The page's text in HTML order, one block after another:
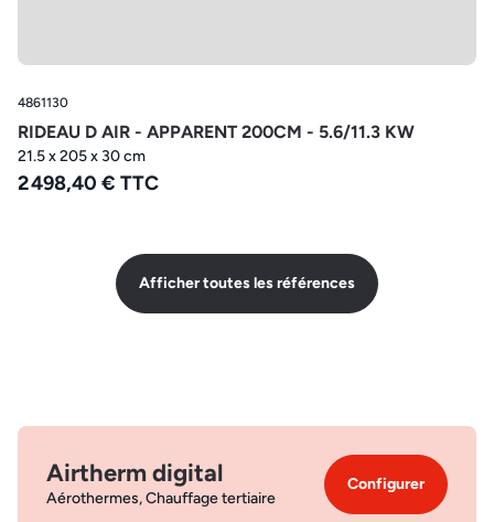
4861130
RIDEAU D AIR - APPARENT 200CM - 5.6/11.3 KW
21.5 x 205 x 30 cm
2 498,40 € TTC
Afficher toutes les références
Airtherm digital
Aérothermes, Chauffage tertiaire
Configurer